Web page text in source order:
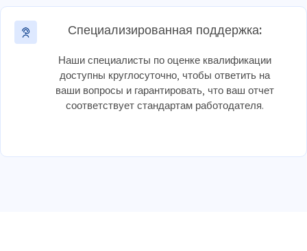
Специализированная поддержка:
Наши специалисты по оценке квалификации
доступны круглосуточно, чтобы ответить на
ваши вопросы и гарантировать, что ваш отчет
соответствует стандартам работодателя.